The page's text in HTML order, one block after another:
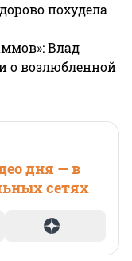
похудела
Влад
о возлюбленной
дня — в
сетях